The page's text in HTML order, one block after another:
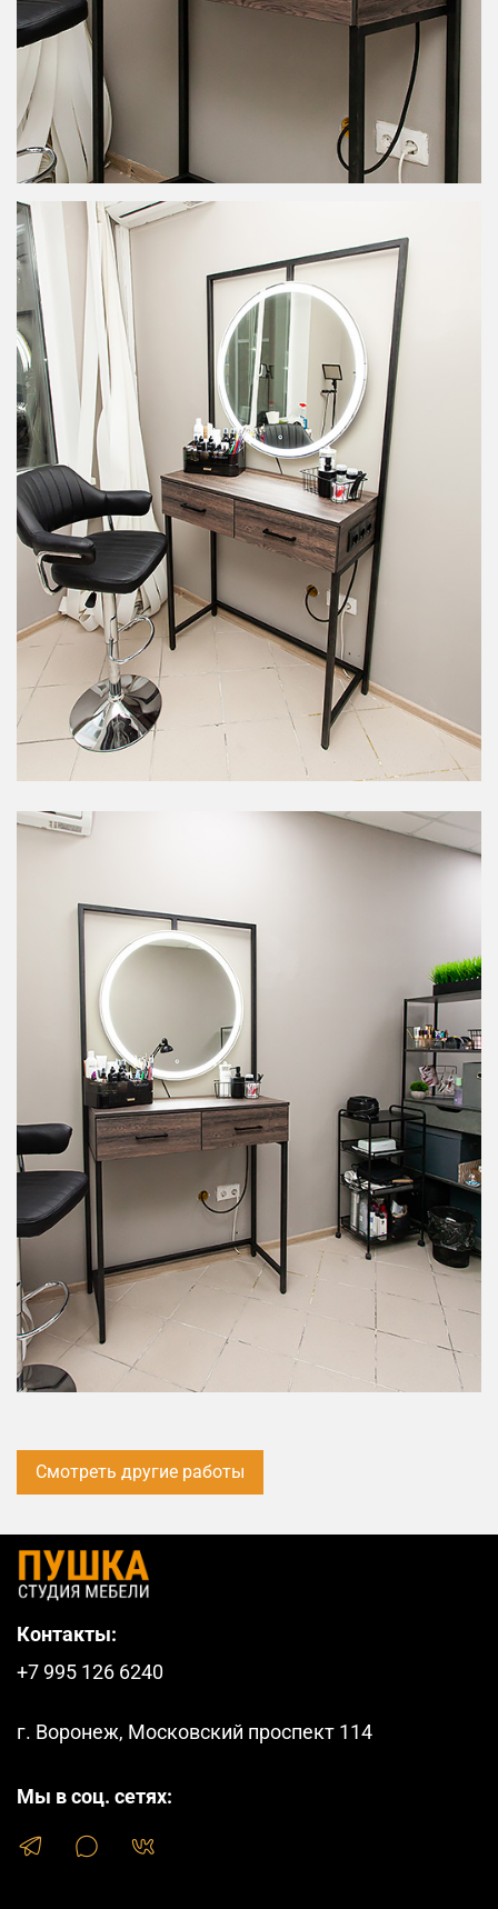
Смотреть другие работы
Контакты:
+7 995 126 6240
г. Воронеж, Московский проспект 114
Мы в соц. сетях: